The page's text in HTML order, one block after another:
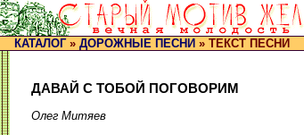
КАТАЛОГ» ДОРОЖНЫЕ ПЕСНИ » ТЕКСТ ПЕСНИ
ДАВАЙ С ТОБОЙ ПОГОВОРИМ
Олег Митяев